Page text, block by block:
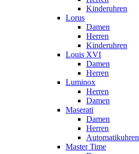
Kinderuhren
Lorus
Damen
Herren
Kinderuhren
Louis XVI
Damen
Herren
Luminox
Herren
Damen
Maserati
Damen
Herren
Automatikuhren
Master Time